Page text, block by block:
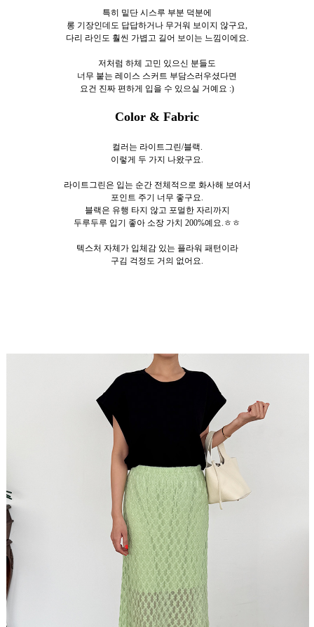
특히 밑단 시스루 부분 덕분에
롱 기장인데도 답답하거나 무거워 보이지 않구요,
다리 라인도 훨씬 가볍고 길어 보이는 느낌이에요.
저처럼 하체 고민 있으신 분들도
너무 붙는 레이스 스커트 부담스러우셨다면
요건 진짜 편하게 입을 수 있으실 거예요 :)
Color & Fabric
컬러는 라이트그린/블랙.
이렇게 두 가지 나왔구요.
라이트그린은 입는 순간 전체적으로 화사해 보여서
포인트 주기 너무 좋구요.
블랙은 유행 타지 않고 포멀한 자리까지
두루두루 입기 좋아 소장 가치 200%예요.ㅎㅎ
텍스처 자체가 입체감 있는 플라워 패턴이라
구김 걱정도 거의 없어요.